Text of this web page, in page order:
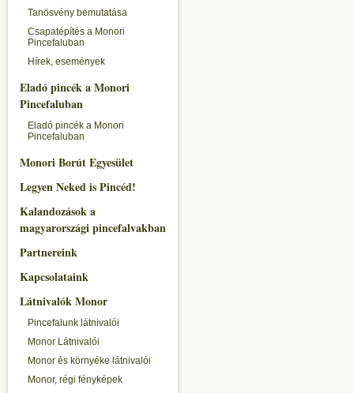
Tanösvény bemutatása
Csapatépítés a Monori
Pincefaluban
Hírek, események
Eladó pincék a Monori
Pincefaluban
Eladó pincék a Monori
Pincefaluban
Monori Borút Egyesület
Legyen Neked is Pincéd!
Kalandozások a
magyarországi pincefalvakban
Partnereink
Kapcsolataink
Látnivalók Monor
Pincefalunk látnivalói
Monor Látnivalói
Monor és környéke látnivalói
Monor, régi fényképek